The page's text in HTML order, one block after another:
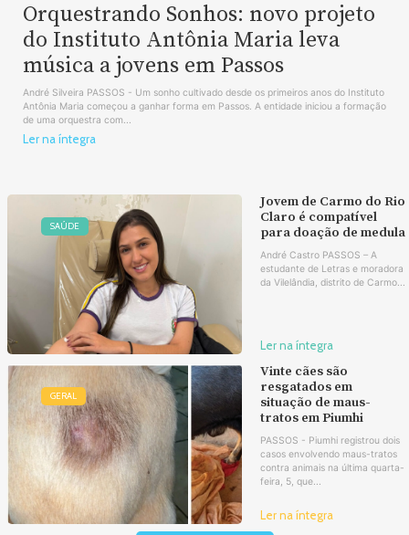
Orquestrando Sonhos: novo projeto
do Instituto Antônia Maria leva
música a jovens em Passos
André Silveira PASSOS - Um sonho cultivado desde os primeiros anos do Instituto
Antônia Maria começou a ganhar forma em Passos. A entidade iniciou a formação
de uma orquestra com...
Ler na íntegra
SAÚDE
Jovem de Carmo do Rio
Claro é compatível
para doação de medula
André Castro PASSOS – A
estudante de Letras e moradora
da Vilelândia, distrito de Carmo...
Ler na íntegra
GERAL
Vinte cães são
resgatados em
situação de maus-
tratos em Piumhi
PASSOS - Piumhi registrou dois
casos envolvendo maus-tratos
contra animais na última quarta-
feira, 5, que...
Ler na íntegra